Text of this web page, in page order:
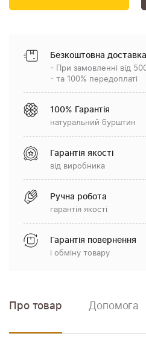
Безкоштовна доставка
- При замовленні від
- та 100% передоплаті
100% Гарантія
натуральний бурштин
Гарантія якості
від виробника
Ручна робота
гарантія якості
Гарантія повернення
і обміну товару
Про товар Допомога